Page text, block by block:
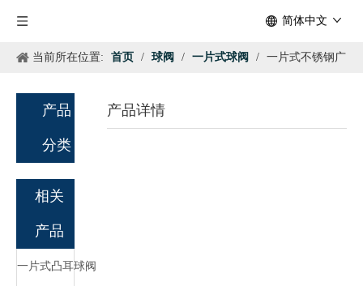
简体中文
当前所在位置: 首页 / 球阀 / 一片式球阀 / 一片式不锈钢广
产品
分类
相关
产品
一片式凸耳球阀
产品详情